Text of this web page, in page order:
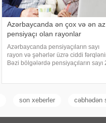
Azərbaycanda ən çox və ən az
pensiyaçı olan rayonlar
Azərbaycanda pensiyaçıların sayı
rayon və şəhərlər üzrə ciddi
Bəzi bölgələrdə pensiyaçıların sayı
son xeberler cəbhədən